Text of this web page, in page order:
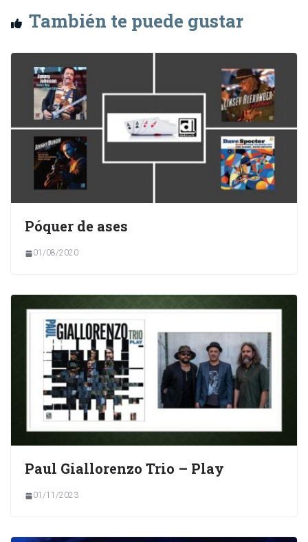
También te puede gustar
Póquer de ases
01/08/2020
Paul Giallorenzo Trio – Play
01/11/2023